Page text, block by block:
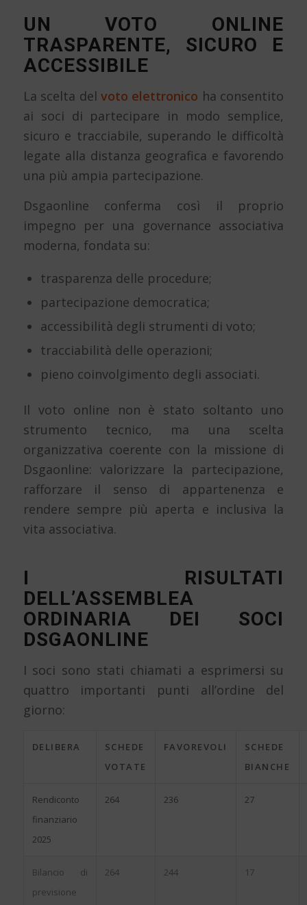
UN VOTO ONLINE
TRASPARENTE, SICURO E
ACCESSIBILE
La scelta del voto elettronico ha consentito
ai soci di partecipare in modo semplice,
sicuro e tracciabile, superando le difficoltà
legate alla distanza geografica e favorendo
una più ampia partecipazione.
Dsgaonline conferma così il proprio
impegno per una governance associativa
moderna, fondata su:
trasparenza delle procedure;
partecipazione democratica;
accessibilità degli strumenti di voto;
tracciabilità delle operazioni;
pieno coinvolgimento degli associati.
Il voto online non è stato soltanto uno
strumento tecnico, ma una scelta
organizzativa coerente con la missione di
Dsgaonline: valorizzare la partecipazione,
rafforzare il senso di appartenenza e
rendere sempre più aperta e inclusiva la
vita associativa.
I RISULTATI
DELL’ASSEMBLEA
ORDINARIA DEI SOCI
DSGAONLINE
I soci sono stati chiamati a esprimersi su
quattro importanti punti all’ordine del
giorno:
DELIBERA
SCHEDE
VOTATE
FAVOREVOLI
SCHEDE
BIANCHE
Rendiconto
finanziario
2025
264 236 27
Bilancio di
previsione
264 244 17